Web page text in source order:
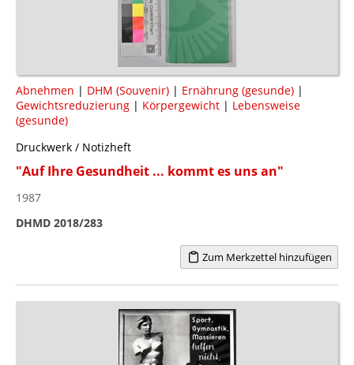
Abnehmen | DHM (Souvenir) | Ernährung (gesunde) |
Gewichtsreduzierung | Körpergewicht | Lebensweise
(gesunde)
Druckwerk / Notizheft
"Auf Ihre Gesundheit ... kommt es uns an"
1987
DHMD 2018/283
Zum Merkzettel hinzufügen